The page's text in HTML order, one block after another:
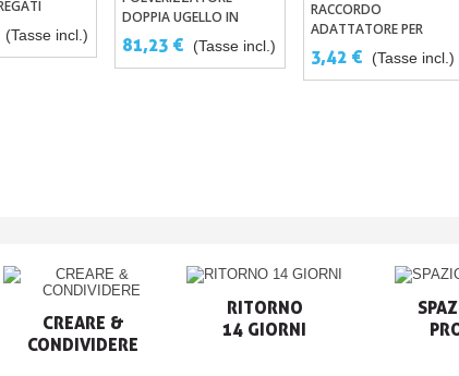
(Tasse incl.)
DOPPIA UGELLO IN
PLASTICA PER
INARGENTATURA
81,23 € (Tasse incl.)
Aggiungi Al Carrello
RACCORDO
ADATTATORE PER
FILETTATURA DA 1/8"
VERSO 1/4"
3,42 € (Tasse incl.)
CREARE &
CONDIVIDERE
RITORNO
14 GIORNI